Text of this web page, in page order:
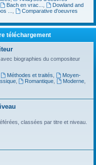
Bach en vrac...
Dowland and
...
Comparative d'oeuvres
téléchargement
biographies du compositeur
Méthodes et traités
Moyen-
, Romantique Moderne
classées par titre et niveau.